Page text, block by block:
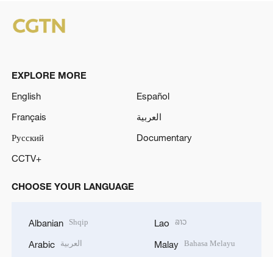
EXPLORE MORE
English
Español
Français
العربية
Русский
Documentary
CCTV+
CHOOSE YOUR LANGUAGE
Albanian Shqip
Arabic العربية
Lao ລາວ
Malay Bahasa Melayu